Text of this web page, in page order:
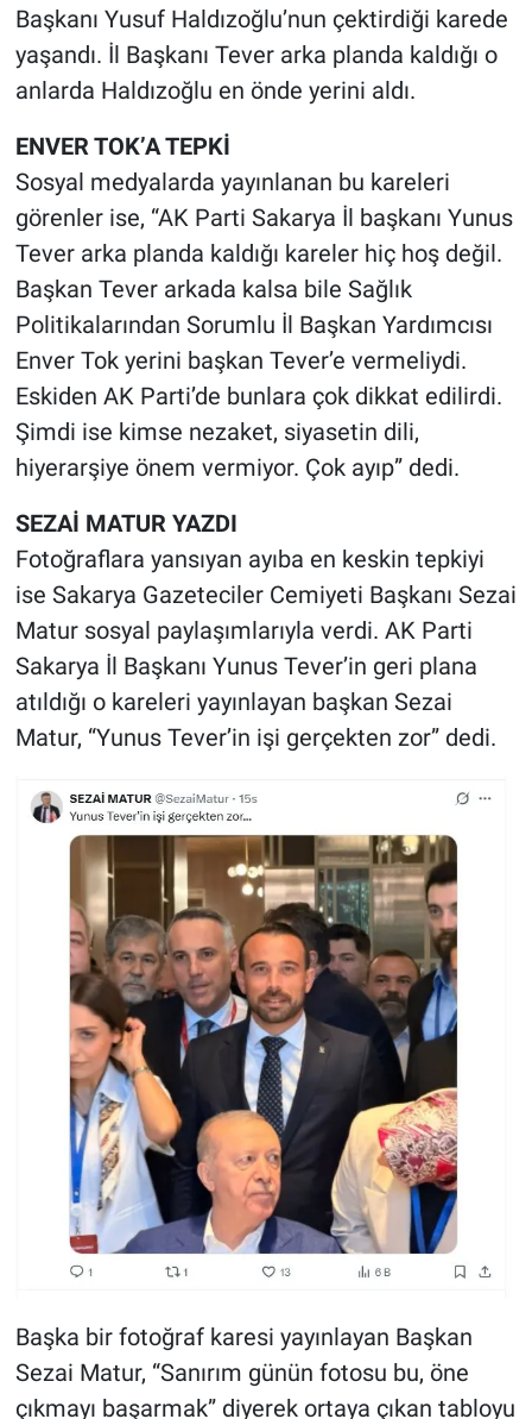
Başkanı Yusuf Haldızoğlu’nun çektirdiği karede
yaşandı. İl Başkanı Tever arka planda kaldığı o
anlarda Haldızoğlu en önde yerini aldı.
ENVER TOK’A TEPKİ
Sosyal medyalarda yayınlanan bu kareleri
görenler ise, “AK Parti Sakarya İl başkanı Yunus
Tever arka planda kaldığı kareler hiç hoş değil.
Başkan Tever arkada kalsa bile Sağlık
Politikalarından Sorumlu İl Başkan Yardımcısı
Enver Tok yerini başkan Tever’e vermeliydi.
Eskiden AK Parti’de bunlara çok dikkat edilirdi.
Şimdi ise kimse nezaket, siyasetin dili,
hiyerarşiye önem vermiyor. Çok ayıp” dedi.
SEZAİ MATUR YAZDI
Fotoğraflara yansıyan ayıba en keskin tepkiyi
ise Sakarya Gazeteciler Cemiyeti Başkanı Sezai
Matur sosyal paylaşımlarıyla verdi. AK Parti
Sakarya İl Başkanı Yunus Tever’in geri plana
atıldığı o kareleri yayınlayan başkan Sezai
Matur, “Yunus Tever’in işi gerçekten zor” dedi.
Başka bir fotoğraf karesi yayınlayan Başkan
Sezai Matur, “Sanırım günün fotosu bu, öne
çıkmayı başarmak” diyerek ortaya çıkan tabloyu